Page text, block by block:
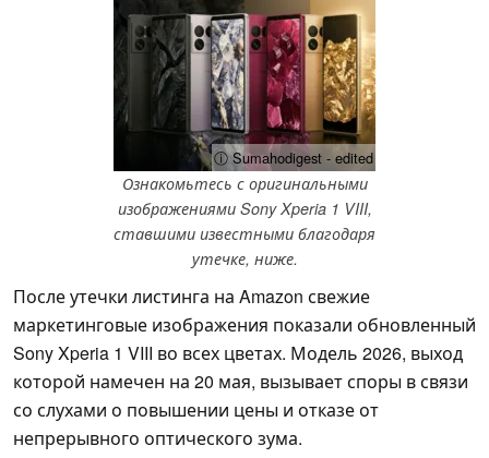
ⓘ Sumahodigest - edited
Ознакомьтесь с оригинальными
изображениями Sony Xperia 1 VIII,
ставшими известными благодаря
утечке, ниже.
После утечки листинга на Amazon свежие
маркетинговые изображения показали обновленный
Sony Xperia 1 VIII во всех цветах. Модель 2026, выход
которой намечен на 20 мая, вызывает споры в связи
со слухами о повышении цены и отказе от
непрерывного оптического зума.